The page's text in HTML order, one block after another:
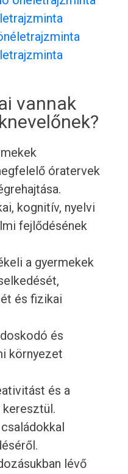
vannak
óratervek
kognitív, nyelvi
fejlődésének
a gyermekek
és fizikai
és
környezet
és a
keresztül.
lévő